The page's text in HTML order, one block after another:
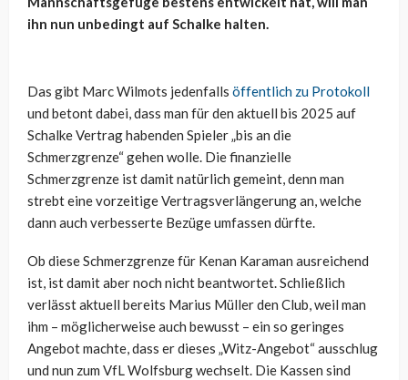
ihn nun unbedingt auf Schalke halten.
Das gibt Marc Wilmots jedenfalls öffentlich zu Protokoll
und betont dabei, dass man für den aktuell bis 2025 auf
Schalke Vertrag habenden Spieler „bis an die
Schmerzgrenze“ gehen wolle. Die finanzielle
Schmerzgrenze ist damit natürlich gemeint, denn man
strebt eine vorzeitige Vertragsverlängerung an, welche
dann auch verbesserte Bezüge umfassen dürfte.
Ob diese Schmerzgrenze für Kenan Karaman ausreichend
ist, ist damit aber noch nicht beantwortet. Schließlich
verlässt aktuell bereits Marius Müller den Club, weil man
ihm – möglicherweise auch bewusst – ein so geringes
Angebot machte, dass er dieses „Witz-Angebot“ ausschlug
und nun zum VfL Wolfsburg wechselt. Die Kassen sind